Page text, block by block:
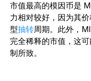
市值最高的模因币是
力相对较好，因为其
型抽转周期。此外，
完全稀释的市值，这
制所致。